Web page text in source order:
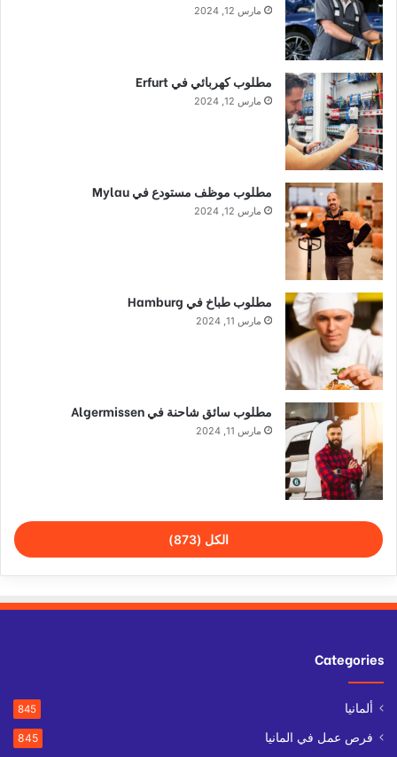
مارس 12, 2024
مطلوب كهربائي في Erfurt
مارس 12, 2024
مطلوب موظف مستودع في Mylau
مارس 12, 2024
مطلوب طباخ في Hamburg
مارس 11, 2024
مطلوب سائق شاحنة في Algermissen
مارس 11, 2024
الكل (873)
Categories
ألمانيا 845
فرص عمل في المانيا 845